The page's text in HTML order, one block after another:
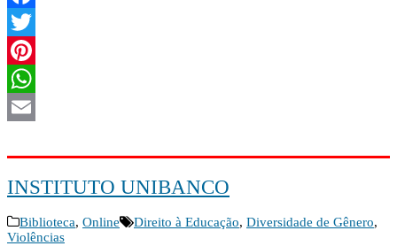
Facebook
Twitter
Pinterest
WhatsApp
INSTITUTO UNIBANCO
Biblioteca, Online Direito à Educação, Diversidade de Gênero,
Violências